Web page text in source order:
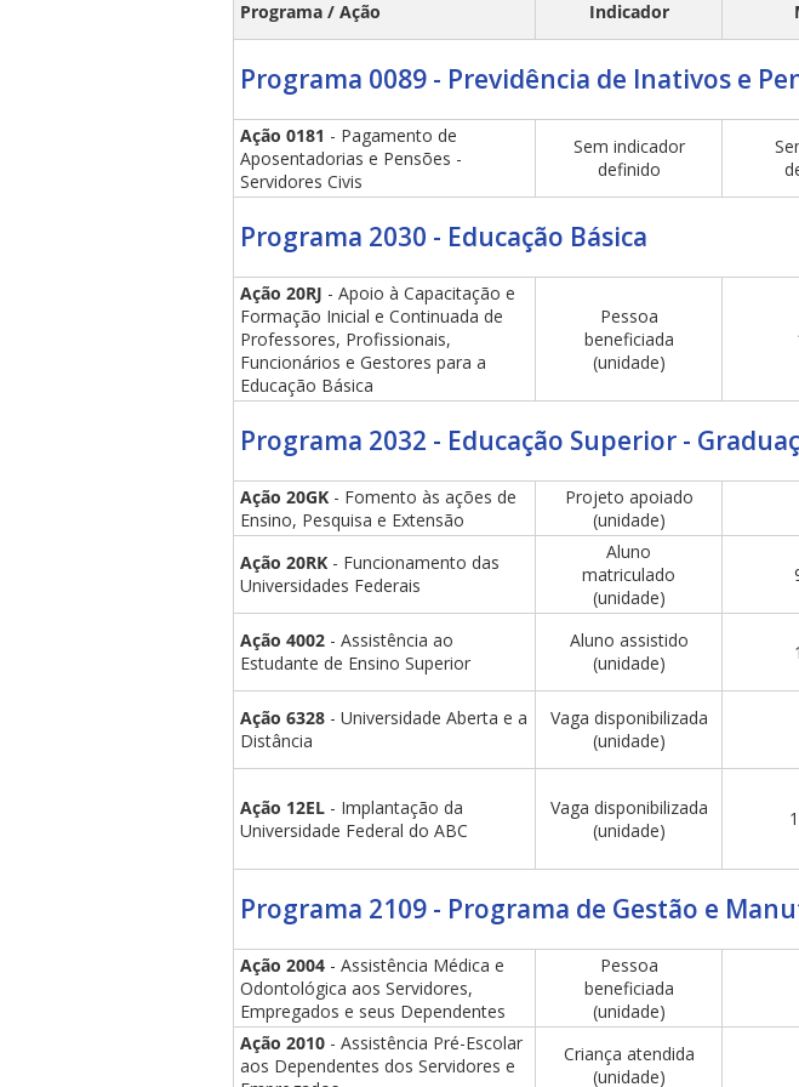
Programa / Ação Indicador
Programa 0089 - Previdência de Inativos e
Ação 0181 - Pagamento de
Aposentadorias e Pensões -
Servidores Civis
Sem indicador
definido
Programa 2030 - Educação Básica
Ação 20RJ - Apoio à Capacitação e
Formação Inicial e Continuada de
Professores, Profissionais,
Funcionários e Gestores para a
Educação Básica
Pessoa
beneficiada
(unidade)
Programa 2032 - Educação Superior -
Ação 20GK - Fomento às ações de
Ensino, Pesquisa e Extensão
Projeto apoiado
(unidade)
Ação 20RK - Funcionamento das
Universidades Federais
Aluno
matriculado
(unidade)
Ação 4002 - Assistência ao
Estudante de Ensino Superior
Aluno assistido
(unidade)
Ação 6328 - Universidade Aberta e a
Distância
Vaga disponibilizada
(unidade)
Ação 12EL - Implantação da
Universidade Federal do ABC
Vaga disponibilizada
(unidade)
Programa 2109 - Programa de Gestão e
Ação 2004 - Assistência Médica e
Odontológica aos Servidores,
Empregados e seus Dependentes
Pessoa
beneficiada
(unidade)
Ação 2010 - Assistência Pré-Escolar
aos Dependentes dos Servidores e
Criança atendida
(unidade)